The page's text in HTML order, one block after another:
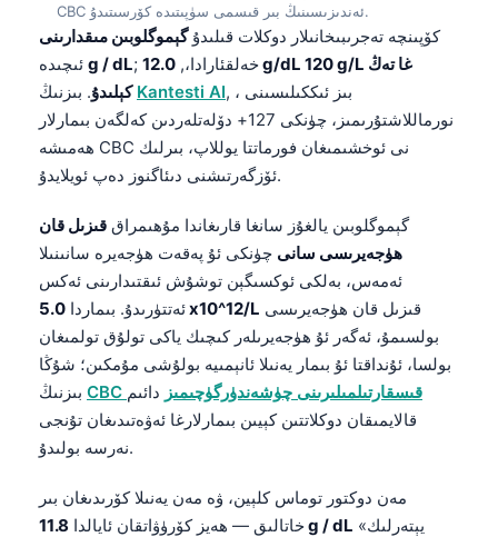
CBC ئەندىزىسىنىڭ بىر قىسمى سۈپىتىدە كۆرسىتىدۇ.
كۆپىنچە تەجرىبىخانىلار دوكلات قىلىدۇگېموگلوبىن مىقدارىنى
g / dL ; خەلقئارادا،, 12.0 g/dL 120 g/L غا تەڭ
كېلىدۇ. بىزنىڭ Kantesti AI, ، بىز ئىككىلىسىنى
نورماللاشتۇرىمىز، چۈنكى 127+ دۆلەتلەردىن كەلگەن بىمارلار
ھەمىشە CBC نى ئوخشىمىغان فورماتتا يوللاپ، بىرلىك
ئۆزگەرتىشنى دىئاگنوز دەپ ئويلايدۇ.
گېموگلوبىن يالغۇز سانغا قارىغاندا مۇھىمراق قىزىل قان
ھۈجەيرىسى سانى چۈنكى ئۇ پەقەت ھۈجەيرە سانىنىلا
ئەمەس، بەلكى ئوكسىگېن توشۇش ئىقتىدارىنى ئەكس
ئەتتۈرىدۇ. بىماردا5.0 x10^12/L
بولسىمۇ، ئەگەر ئۇ ھۈجەيرىلەر كىچىك ياكى تولۇق تولمىغان
بولسا، ئۇنداقتا ئۇ بىمار يەنىلا ئانېمىيە بولۇشى مۇمكىن؛ شۇڭا
CBC قىسقارتىلمىلىرىنى چۈشەندۈرگۈچىمىز دائىم
قالايمىقان دوكلاتتىن كېيىن بىمارلارغا ئەۋەتىدىغان تۇنجى
نەرسە بولىدۇ.
مەن دوكتور توماس كلېين، ۋە مەن يەنىلا كۆرىدىغان بىر
خاتالىق — ھەيز كۆرۈۋاتقان ئايالدا11.8 g / dL «يېتەرلىك